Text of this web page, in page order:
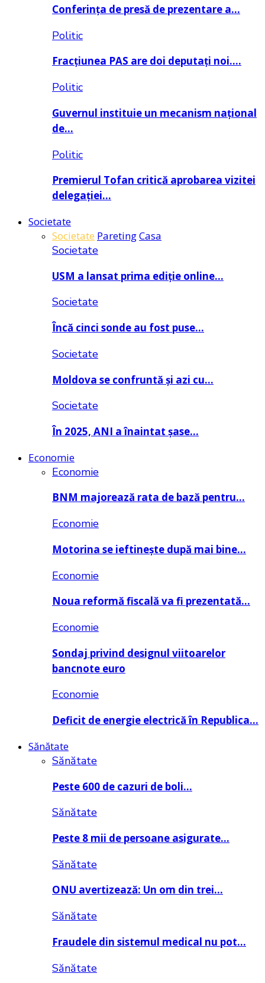
Conferința de presă de prezentare a…
Politic
Fracțiunea PAS are doi deputați noi….
Politic
Guvernul instituie un mecanism național
de…
Politic
Premierul Tofan critică aprobarea vizitei
delegației…
Societate
Societate ParetingCasa
Societate
USM a lansat prima ediție online…
Societate
Încă cinci sonde au fost puse…
Societate
Moldova se confruntă și azi cu…
Societate
În 2025, ANI a înaintat șase…
Economie
Economie
BNM majorează rata de bază pentru…
Economie
Motorina se ieftinește după mai bine…
Economie
Noua reformă fiscală va fi prezentată…
Economie
Sondaj privind designul viitoarelor
bancnote euro
Economie
Deficit de energie electrică în Republica…
Sănătate
Sănătate
Peste 600 de cazuri de boli…
Sănătate
Peste 8 mii de persoane asigurate…
Sănătate
ONU avertizează: Un om din trei…
Sănătate
Fraudele din sistemul medical nu pot…
Sănătate